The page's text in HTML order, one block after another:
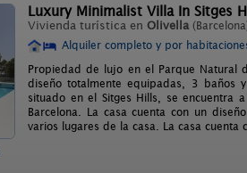
Luxury Minimalist Villa In Sitges
Vivienda turística en Olivella
Alquiler completo y por
Propiedad de lujo en el Parque Natural
diseño totalmente equipadas, 3 baños
situado en el Sitges Hills, se encuentra
Barcelona. La casa cuenta con un
varios lugares de la casa. La casa cuenta